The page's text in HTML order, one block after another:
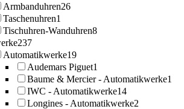
Armbanduhren26
Taschenuhren1
Tischuhren-Wanduhren8
237
Automatikwerke19
Audemars Piguet1
Baume & Mercier - Automatikwerke1
IWC - Automatikwerke14
Longines - Automatikwerke2